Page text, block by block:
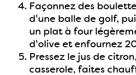
Façonnez des
d'une balle de golf,
un plat à four
d'olive et enfournez
Pressez le jus de
casserole, faites